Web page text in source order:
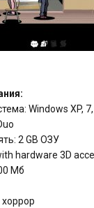
Windows XP, 7,
2 GB ОЗУ
hardware 3D
Мб